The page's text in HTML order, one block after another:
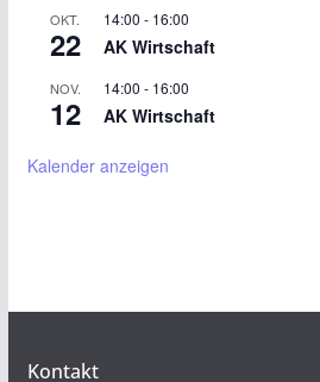
OKT.
22
14:00 - 16:00
AK Wirtschaft
NOV.
12
14:00 - 16:00
AK Wirtschaft
Kalender anzeigen
Kontakt